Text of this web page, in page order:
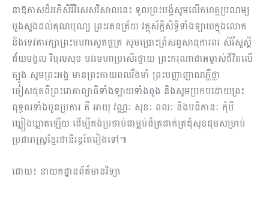
នាឱកាសដ៏អភិសិរីវិសេសវិសាលនេះ ទូលព្រះបង្គំសូមលើកហត្ថប្រណម្យ
បួងសួងដល់គុណបុណ្យ ព្រះរតនត្រ័យ វត្ថុស័ក្តិសិទ្ធិទាំងឡាយក្នុងលោក
និងទេវតារក្សាព្រះមហាស្វេតច្ឆត្រ សូមប្រោះព្រំសព្ទសាធុការពរ សិរីសួស្តី
ជ័យមង្គល វិបុលសុខ បវរមហាប្រសើរថ្វាយ ព្រះករុណាជាអម្ចាស់ជីវិតលើ
ត្បូង សូមព្រះអង្គ មានព្រះកាយពលរឹងមាំ ព្រះបញ្ញាញាណភ្លឺថ្លា
ចៀសផុតពីព្រះរោគាព្យាធិទាំងឡាយទាំងពួង និងសូមប្រកបដោយព្រះ
ពុទ្ធពរទាំងបួនប្រការ គឺ អាយុ វណ្ណៈ សុខៈ ពលៈ និងបដិភានៈ កុំបី
ឃ្លៀងឃ្លាតឡើយ ដើម្បីគង់ប្រថាប់ជាម្លប់ដ៏ត្រជាក់ត្រជុំសុខដុមសម្រាប់
ប្រជារាស្ត្រខ្មែរជានិរន្ដរ៍តរៀងទៅ៕
ដោយ៖ នាយកដ្ឋានព័ត៌មានវិទ្យា